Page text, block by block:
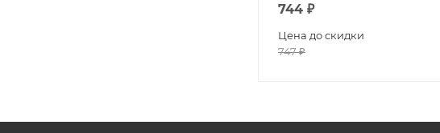
744 ₽
Цена до скидки
747₽